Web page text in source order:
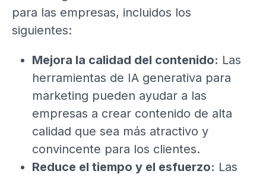
para las empresas, incluidos los
siguientes:
Mejora la calidad del contenido: Las
herramientas de IA generativa para
marketing pueden ayudar a las
empresas a crear contenido de alta
calidad que sea más atractivo y
convincente para los clientes.
Reduce el tiempo y el esfuerzo: Las